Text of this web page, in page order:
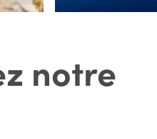
notre